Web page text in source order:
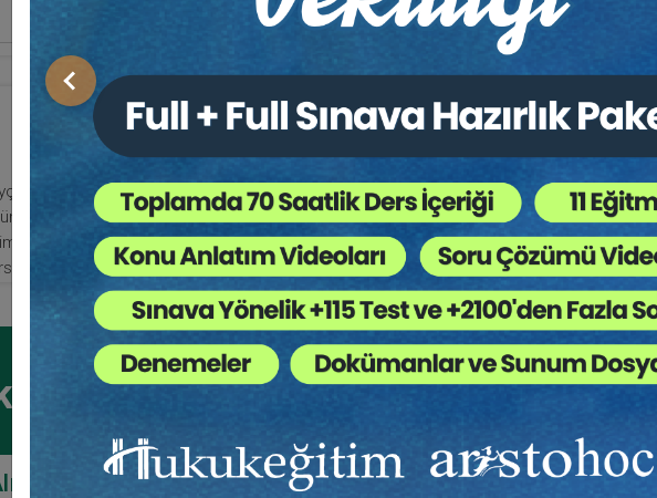
Önceki
Özdoğan, İstanbul Üniversitesi Hukuk Fakültesi’nden 1999 yılında mezun olmuştur.
tamamlamış ve 2000 yılından beri serbest avukatlık yapmaktadır. 2010
Merkezi’nde, 2011 yılından itibaren İstanbul Barosu Staj Eğitim Merkezi’nde ve yine
sürekli eğitim merkezlerinde ve yine davet edildiği barolarda stajyer avukatlar ve
de “Yasal Mal Rejiminin Tasfiyesi” konularında teori ve pratiğe dayalı eğitimler
yasal mal rejiminin tasfiyesi konusunda hesap bilirkişisi olarak görev alan Ayça
hazırladıkları “Eşler Arasındaki Malvarlığı Davaları” adında bir kitabı ve çeşitli
Özellikle Aile Hukuku ile Miras Hukuku ile ilgilenmekte olup çalışmalarına bu alanlarda
yanı sıra; aile, kadın ve çocuklarla ilgili çeşitli derneklerde faaliyetlerini sürdürmektedir.
İçin
Ekibinizin hukuk bilgisini yükseltin, kaliteli içeriklerle
Ekibinize, Hukuk Eğitim’in birbirinden kaliteli
sınırsız erişim imkanı sunun.